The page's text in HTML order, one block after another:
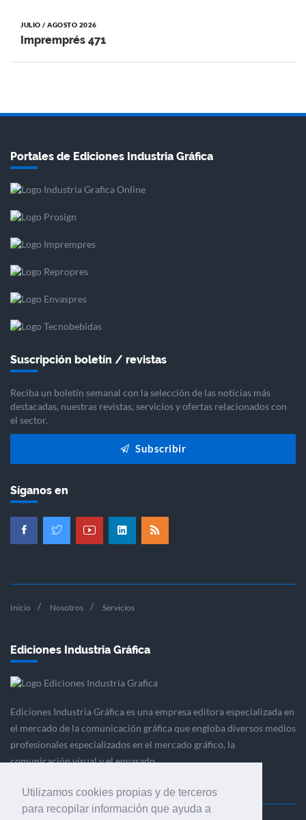
Utilizamos cookies propias y de terceros
para recopilar información que ayuda a
JULIO / AGOSTO 2026
Impremprés 471
Portales de Ediciones Industria Gráfica
Suscripción boletín / revistas
Reciba un boletín semanal con la selección de las noticias más
destacadas, nuestras revistas, servicios y ofertas relacionados con
el sector.
Subscribir
Síganos en
Inicio Nosotros Servicios
Ediciones Industria Gráfica
Ediciones Industria Gráfica es una empresa editora especializada en
el mercado de la comunicación gráfica que engloba diversos medios
profesionales especializados en el mercado gráfico, la
comunicación visual y el envasado.